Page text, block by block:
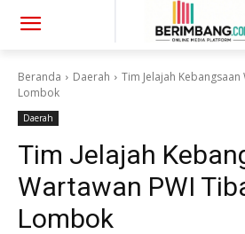
Beranda Daerah
Tim Jelajah
Lombok
Daerah
Tim Jelajah
Wartawan PWI
Lombok